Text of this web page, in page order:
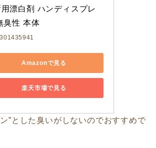
漂白剤 ハンディスプレ
臭性 本体
Amazonで見る
楽天市場で見る
”とした臭いがしないのでおすすめで